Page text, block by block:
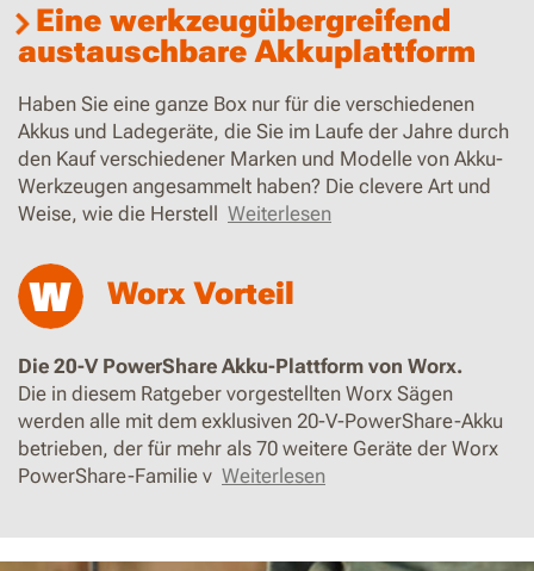
Eine werkzeugübergreifend
austauschbare Akkuplattform
Haben Sie eine ganze Box nur für die verschiedenen
Akkus und Ladegeräte, die Sie im Laufe der Jahre durch
den Kauf verschiedener Marken und Modelle von Akku-
Werkzeugen angesammelt haben? Die clevere Art und
Weise, wie die Herstell Weiterlesen
Worx Vorteil
Die 20-V PowerShare Akku-Plattform von Worx.
Die in diesem Ratgeber vorgestellten Worx Sägen
werden alle mit dem exklusiven 20-V-PowerShare-Akku
betrieben, der für mehr als 70 weitere Geräte der Worx
PowerShare-Familie v Weiterlesen